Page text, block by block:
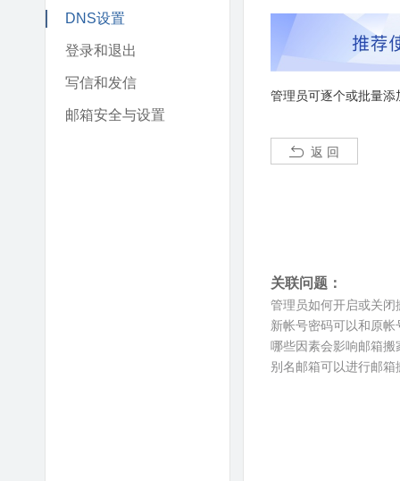
DNS设置
登录和退出
写信和发信
邮箱安全与设置
管理员可逐个或批量
返 回
关联问题：
管理员如何开启或关闭
新帐号密码可以和原
哪些因素会影响邮箱搬
别名邮箱可以进行邮箱